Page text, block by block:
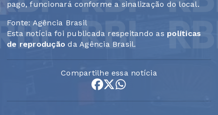
pago, funcionará conforme a sinalização do local.
Fonte: Agência Brasil
Esta notícia foi publicada respeitando as políticas
de reprodução da Agência Brasil.
Compartilhe essa notícia